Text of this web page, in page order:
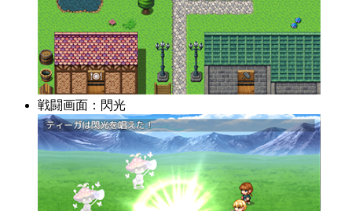
戦闘画面：閃光